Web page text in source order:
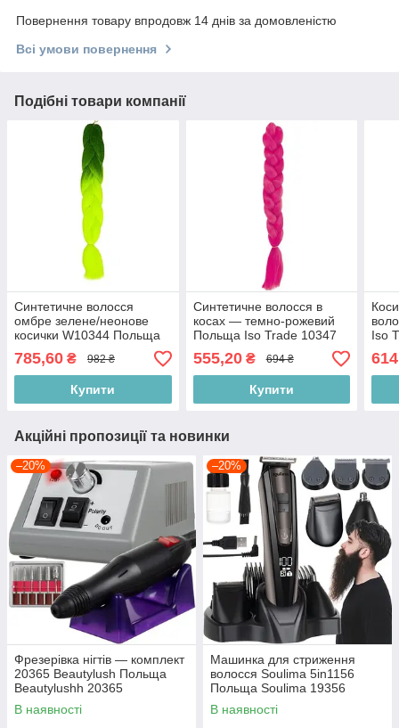
Повернення товару впродовж 14 днів за домовленістю
Всі умови повернення
Подібні товари компанії
Синтетичне волосся
омбре зелене/неонове
косички W10344 Польща
Iso Trade 10344
785,60 ₴ 982 ₴
Купити
Синтетичне волосся в
косах — темно-рожевий
Польща Iso Trade 10347
555,20₴ 694 ₴
Купити
Iso
Акційні пропозиції та новинки
–20%
Фрезерівка нігтів — комплект
20365 Beautylush Польща
Beautylushh 20365
В наявності
–20%
Машинка для стриження
волосся Soulima 5in1156
Польща Soulima 19356
В наявності